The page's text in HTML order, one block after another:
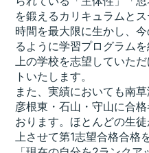
を鍛えるカリキュラムと
時間を最大限に生かし、
るように学習プログラム
上の学校を志望していた
トいたします。
また、実績においても南
彦根東・石山・守山に合
おります。ほとんどの生
上させて第1志望合格合格